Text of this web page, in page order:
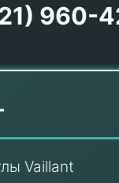
960-
Vaillant